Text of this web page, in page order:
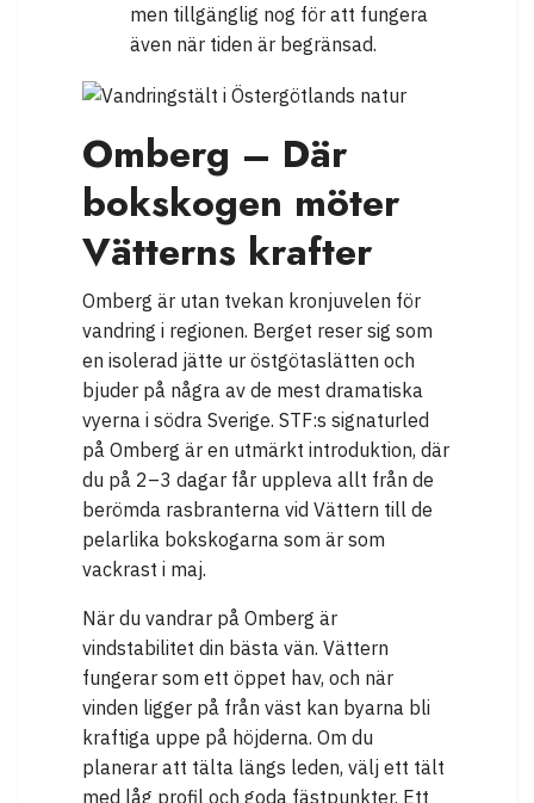
men tillgänglig nog för att fungera
även när tiden är begränsad.
Omberg – Där
bokskogen möter
Vätterns krafter
Omberg är utan tvekan kronjuvelen för
vandring i regionen. Berget reser sig som
en isolerad jätte ur östgötaslätten och
bjuder på några av de mest dramatiska
vyerna i södra Sverige. STF:s signaturled
på Omberg är en utmärkt introduktion, där
du på 2–3 dagar får uppleva allt från de
berömda rasbranterna vid Vättern till de
pelarlika bokskogarna som är som
vackrast i maj.
När du vandrar på Omberg är
vindstabilitet din bästa vän. Vättern
fungerar som ett öppet hav, och när
vinden ligger på från väst kan byarna bli
kraftiga uppe på höjderna. Om du
planerar att tälta längs leden, välj ett tält
med låg profil och goda fästpunkter. Ett